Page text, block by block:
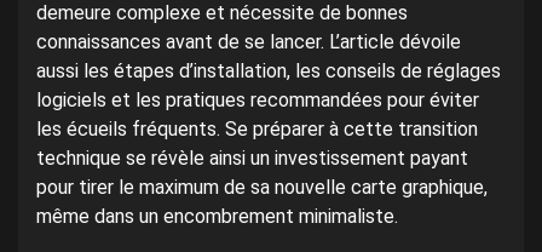
demeure complexe et nécessite de bonnes
connaissances avant de se lancer. L’article dévoile
aussi les étapes d’installation, les conseils de réglages
logiciels et les pratiques recommandées pour éviter
les écueils fréquents. Se préparer à cette transition
technique se révèle ainsi un investissement payant
pour tirer le maximum de sa nouvelle carte graphique,
même dans un encombrement minimaliste.